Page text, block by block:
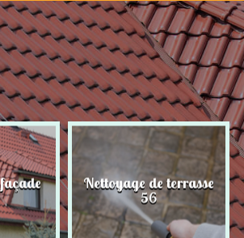
Nettoyage de terrasse
56